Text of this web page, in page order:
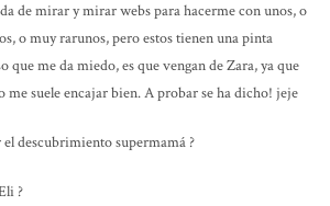
de mirar y mirar webs para hacerme con unos, o
o muy rarunos, pero estos tienen una pinta
que me da miedo, es que vengan de Zara, ya que
me suele encajar bien. A probar se ha dicho! jeje
descubrimiento supermamá ?
?